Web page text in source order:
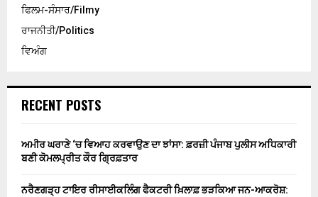
ਫਿਲਮ-ਸੰਸਾਰ/Filmy
ਰਾਜਨੀਤੀ/Politics
ਵਿਅੰਗ
RECENT POSTS
ਅਮੀਰ ਘਰਾਣੇ ‘ਚ ਵਿਆਹ ਕਰਵਾਉਣ ਦਾ ਝਾਂਸਾ: ਫ਼ਰਜ਼ੀ ਪੰਜਾਬ ਪੁਲੀਸ ਅਧਿਕਾਰੀ
ਬਣੀ ਕੋਮਲਪ੍ਰੀਤ ਕੌਰ ਗ੍ਰਿਫ਼ਤਾਰ
ਨਰੈਣਗੜ੍ਹ ਟਾਇਰ ਰੀਸਾਈਕਲਿੰਗ ਫੈਕਟਰੀ ਖ਼ਿਲਾਫ਼ ਭੜਕਿਆ ਜਨ-ਆਕਰੋਸ਼: